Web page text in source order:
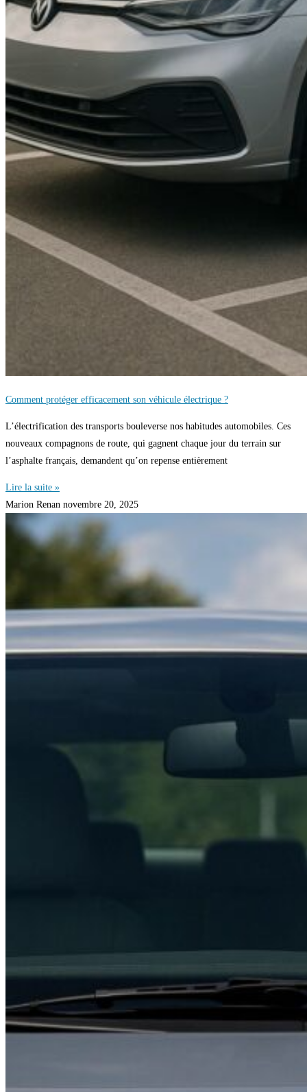
Comment protéger efficacement son véhicule électrique ?
L’électrification des transports bouleverse nos habitudes automobiles. Ces
nouveaux compagnons de route, qui gagnent chaque jour du terrain sur
l’asphalte français, demandent qu’on repense entièrement
Lire la suite »
Marion Renan novembre 20, 2025